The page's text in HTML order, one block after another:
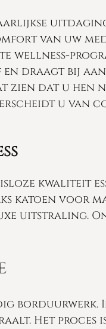
van uw
wellness-
en draagt bij
dat u hen
u van
kwaliteit
katoen voor
uitstraling.
Het proces